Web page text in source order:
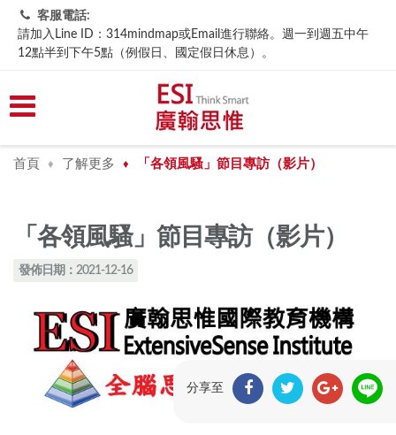
客服電話:
請加入Line ID：314mindmap或Email進行聯絡。週一到週五中午
12點半到下午5點（例假日、國定假日休息）。
首頁 ♦ 了解更多 ♦ 「各領風騷」節目專訪（影片）
「各領風騷」節目專訪（影片）
發佈日期：2021-12-16
分享至